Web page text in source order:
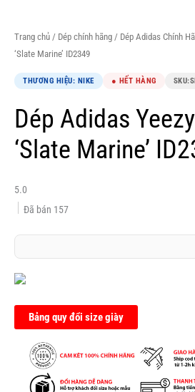
Trang chủ / Dép chính hãng / Dép Adidas Chính
‘Slate Marine’ ID2349
THƯƠNG HIỆU: NIKE ● HẾT HÀNG SKU:
Dép Adidas
‘Slate Marine’
5.0
Đã bán 157
Bảng quy đổi size giày